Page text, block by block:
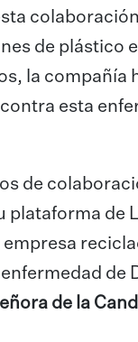
de plástico
la
esta
de
plataforma de
de
de la